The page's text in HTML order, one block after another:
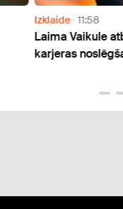
Izklaide 11:58
Laima Vaikule
karjeras